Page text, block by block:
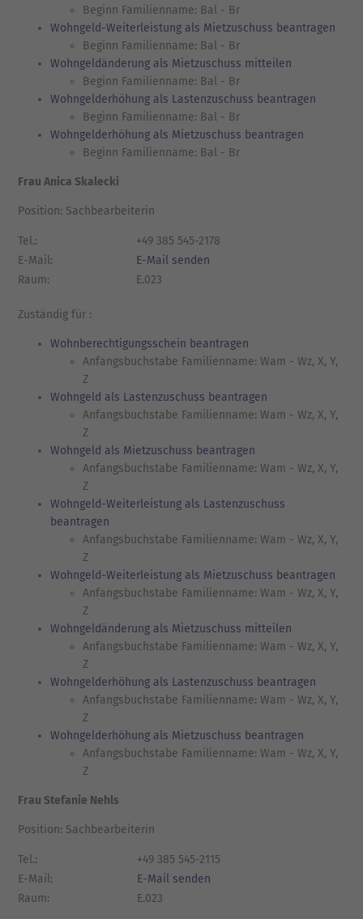
Beginn Familienname: Bal - Br
Wohngeld-Weiterleistung als Mietzuschuss beantragen
Beginn Familienname: Bal - Br
Wohngeldänderung als Mietzuschuss mitteilen
Beginn Familienname: Bal - Br
Wohngelderhöhung als Lastenzuschuss beantragen
Beginn Familienname: Bal - Br
Wohngelderhöhung als Mietzuschuss beantragen
Beginn Familienname: Bal - Br
Frau Anica Skalecki
Position: Sachbearbeiterin
Tel.:
+49 385 545-2178
E-Mail:
E-Mail senden
Raum:
E.023
Zuständig für :
Wohnberechtigungsschein beantragen
Anfangsbuchstabe Familienname: Wam - Wz, X, Y,
Z
Wohngeld als Lastenzuschuss beantragen
Anfangsbuchstabe Familienname: Wam - Wz, X, Y,
Z
Wohngeld als Mietzuschuss beantragen
Anfangsbuchstabe Familienname: Wam - Wz, X, Y,
Z
Wohngeld-Weiterleistung als Lastenzuschuss
beantragen
Anfangsbuchstabe Familienname: Wam - Wz, X, Y,
Z
Wohngeld-Weiterleistung als Mietzuschuss beantragen
Anfangsbuchstabe Familienname: Wam - Wz, X, Y,
Z
Wohngeldänderung als Mietzuschuss mitteilen
Anfangsbuchstabe Familienname: Wam - Wz, X, Y,
Z
Wohngelderhöhung als Lastenzuschuss beantragen
Anfangsbuchstabe Familienname: Wam - Wz, X, Y,
Z
Wohngelderhöhung als Mietzuschuss beantragen
Anfangsbuchstabe Familienname: Wam - Wz, X, Y,
Z
Frau Stefanie Nehls
Position: Sachbearbeiterin
Tel.:
+49 385 545-2115
E-Mail:
E-Mail senden
Raum:
E.023